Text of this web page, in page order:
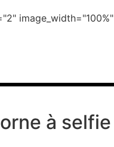
image_width="100%"
à selfie